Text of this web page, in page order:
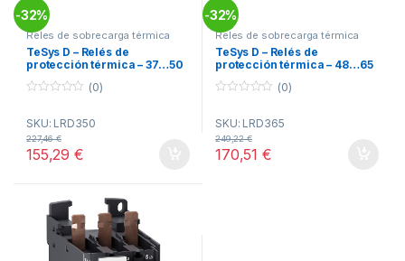
-32%
Reles de sobrecarga térmica
diferencial TeSys LRD
TeSys D – Relés de
protección térmica – 37…50
LRD350 Schneider Electric
u
t
o
f
(0)
SKU: LRD350
155,29€
227,46€
-32%
Reles de sobrecarga térmica
diferencial TeSys LRD
TeSys D – Relés de
protección térmica – 48…65
LRD365 Schneider Electric
u
t
o
f
(0)
SKU: LRD365
170,51€
249,22€